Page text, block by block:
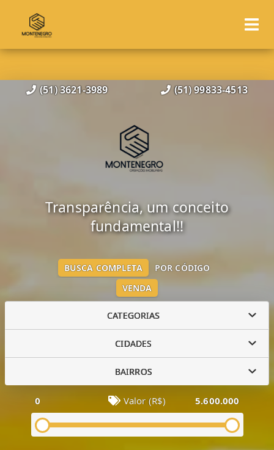
(51) 3621-3989 (51) 99833-4513
Transparência, um conceito
fundamental!!
VENDA
BUSCA COMPLETA POR CÓDIGO
CATEGORIAS
CIDADES
BAIRROS
0 Valor (R$) 5.600.000